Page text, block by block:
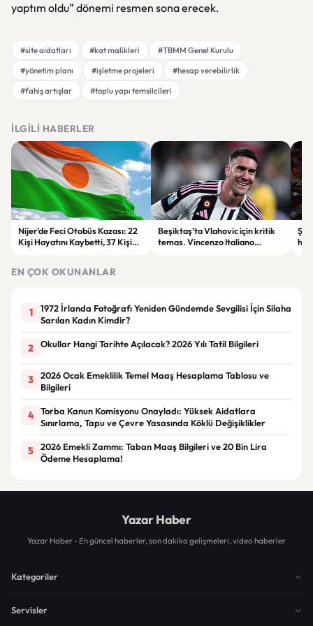
yaptım oldu” dönemi resmen sona erecek.
#site aidatları #kat malikleri
#TBMM Genel Kurulu
#yönetim planı
#işletme projeleri
#hesap verebilirlik
#fahiş artışlar
#toplu yapı temsilcileri
İLGILI HABERLER
Nijer’de Feci Otobüs Kazası: 22
Kişi Hayatını Kaybetti, 37 Kişi
Beşiktaş’ta Vlahovic için kritik
temas. Vincenzo Italiano
EN ÇOK OKUNANLAR
1
1972 İrlanda Fotoğrafı Yeniden Gündemde Sevgilisi İçin Silaha
Sarılan Kadın Kimdir?
2 Okullar Hangi Tarihte Açılacak? 2026 Yılı Tatil Bilgileri
3
2026 Ocak Emeklilik Temel Maaş Hesaplama Tablosu ve
Bilgileri
4
Torba Kanun Komisyonu Onayladı: Yüksek Aidatlara
Sınırlama, Tapu ve Çevre Yasasında Köklü Değişiklikler
5
2026 Emekli Zammı: Taban Maaş Bilgileri ve 20 Bin Lira
Ödeme Hesaplama!
Yazar Haber
Yazar Haber - En güncel haberler, son dakika gelişmeleri, video haberler
Kategoriler
Servisler